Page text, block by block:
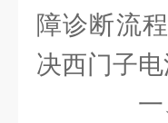
障诊断流
决西门子电
一